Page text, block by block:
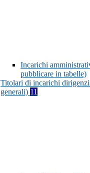
Incarichi
pubblicare in tabelle)
Titolari di incarichi
generali) 11